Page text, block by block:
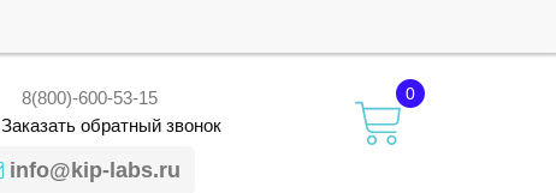
8(800)-600-53-15
Заказатьобратныйзвонок
info@kip-labs.ru
0